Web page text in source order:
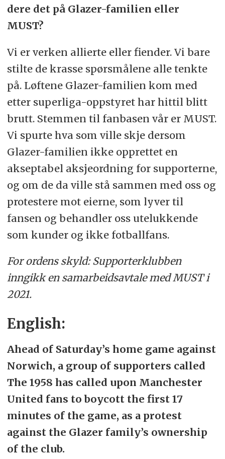
dere det på Glazer-familien eller
MUST?
Vi er verken allierte eller fiender. Vi bare
stilte de krasse spørsmålene alle tenkte
på. Løftene Glazer-familien kom med
etter superliga-oppstyret har hittil blitt
brutt. Stemmen til fanbasen vår er MUST.
Vi spurte hva som ville skje dersom
Glazer-familien ikke opprettet en
akseptabel aksjeordning for supporterne,
og om de da ville stå sammen med oss og
protestere mot eierne, som lyver til
fansen og behandler oss utelukkende
som kunder og ikke fotballfans.
For ordens skyld: Supporterklubben
inngikk en samarbeidsavtale med MUST i
2021.
English:
Ahead of Saturday’s home game against
Norwich, a group of supporters called
The 1958 has called upon Manchester
United fans to boycott the first 17
minutes of the game, as a protest
against the Glazer family’s ownership
of the club.